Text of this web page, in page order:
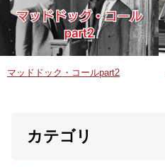
マッドドック・コールpart2
カテゴリ